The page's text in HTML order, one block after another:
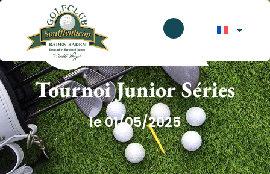
GOLF CLUB SOUFFLENHEIM
Tournoi Junior Séries
le 01/05/2025